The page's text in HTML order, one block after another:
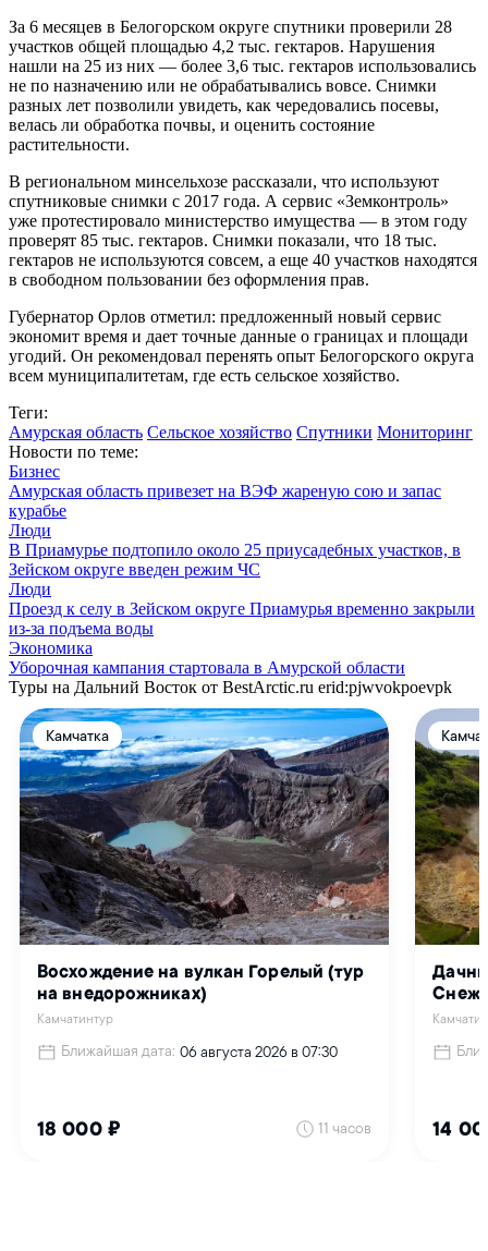
За 6 месяцев в Белогорском округе спутники проверили 28
участков общей площадью 4,2 тыс. гектаров. Нарушения
нашли на 25 из них — более 3,6 тыс. гектаров использовались
не по назначению или не обрабатывались вовсе. Снимки
разных лет позволили увидеть, как чередовались посевы,
велась ли обработка почвы, и оценить состояние
растительности.
В региональном минсельхозе рассказали, что используют
спутниковые снимки с 2017 года. А сервис «Земконтроль»
уже протестировало министерство имущества — в этом году
проверят 85 тыс. гектаров. Снимки показали, что 18 тыс.
гектаров не используются совсем, а еще 40 участков находятся
в свободном пользовании без оформления прав.
Губернатор Орлов отметил: предложенный новый сервис
экономит время и дает точные данные о границах и площади
угодий. Он рекомендовал перенять опыт Белогорского округа
всем муниципалитетам, где есть сельское хозяйство.
Теги:
Амурская область Сельское хозяйство Спутники Мониторинг
Новости по теме:
Бизнес
Амурская область привезет на ВЭФ жареную сою и запас
курабье
Люди
В Приамурье подтопило около 25 приусадебных участков, в
Зейском округе введен режим ЧС
Люди
Проезд к селу в Зейском округе Приамурья временно закрыли
из-за подъема воды
Экономика
Уборочная кампания стартовала в Амурской области
Туры на Дальний Восток от BestArctic.ru erid:pjwvokpoevpk